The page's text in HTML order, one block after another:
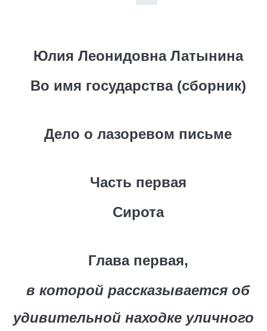
Юлия Леонидовна Латынина
Во имя государства (сборник)
Дело о лазоревом письме
Часть первая
Сирота
Глава первая,
в которой рассказывается об
удивительной находке уличного